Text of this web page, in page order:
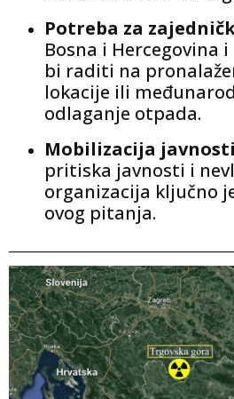
Potreba za
Bosna i Hercegovina
bi raditi na
lokacije ili
odlaganje otpada.
Mobilizacija javnosti
pritiska javnosti i
organizacija ključno
ovog pitanja.